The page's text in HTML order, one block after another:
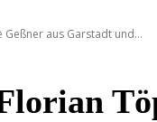
aus Garstadt und...